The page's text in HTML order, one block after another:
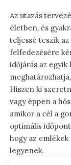
Az utazás
életben, és
teljessé teszik
felfedezésére
időjárás az
Hiszen ki
vagy éppen a
amikor a cél a
optimális
hogy az emlékek
legyenek.